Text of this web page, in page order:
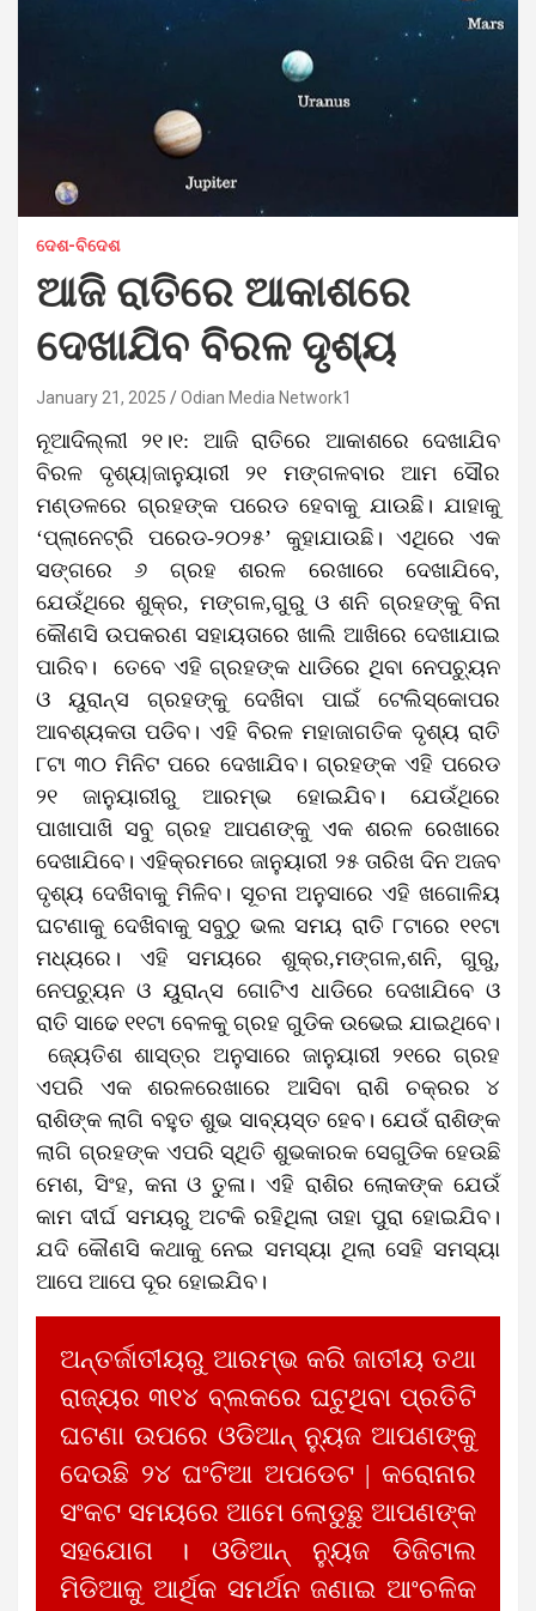
ଦେଶ-ବିଦେଶ
ଆଜି ରାତିରେ ଆକାଶରେ
ଦେଖାଯିବ ବିରଳ ଦୃଶ୍ୟ
January 21, 2025 Odian Media Network1
ନୂଆଦିଲ୍ଲୀ ୨୧।୧: ଆଜି ରାତିରେ ଆକାଶରେ ଦେଖାଯିବ
ବିରଳ ଦୃଶ୍ୟ|ଜାନୁୟାରୀ ୨୧ ମଙ୍ଗଳବାର ଆମ ସୌର
ମଣ୍ଡଳରେ ଗ୍ରହଙ୍କ ପରେଡ ହେବାକୁ ଯାଉଛି। ଯାହାକୁ
‘ପ୍ଲାନେଟ୍ରି ପରେଡ-୨୦୨୫’ କୁହାଯାଉଛି। ଏଥିରେ ଏକ
ସଙ୍ଗରେ ୬ ଗ୍ରହ ଶରଳ ରେଖାରେ ଦେଖାଯିବେ,
ଯେଉଁଥିରେ ଶୁକ୍ର, ମଙ୍ଗଳ,ଗୁରୁ ଓ ଶନି ଗ୍ରହଙ୍କୁ ବିନା
କୌଣସି ଉପକରଣ ସହାୟତାରେ ଖାଲି ଆଖିରେ ଦେଖାଯାଇ
ପାରିବ। ତେବେ ଏହି ଗ୍ରହଙ୍କ ଧାଡିରେ ଥିବା ନେପଚ୍ୟୁନ
ଓ ୟୁରାନ୍ସ ଗ୍ରହଙ୍କୁ ଦେଖିବା ପାଇଁ ଟେଲିସ୍କୋପର
ଆବଶ୍ୟକତା ପଡିବ। ଏହି ବିରଳ ମହାଜାଗତିକ ଦୃଶ୍ୟ ରାତି
୮ଟା ୩୦ ମିନିଟ ପରେ ଦେଖାଯିବ। ଗ୍ରହଙ୍କ ଏହି ପରେଡ
୨୧ ଜାନୁୟାରୀରୁ ଆରମ୍ଭ ହୋଇଯିବ। ଯେଉଁଥିରେ
ପାଖାପାଖି ସବୁ ଗ୍ରହ ଆପଣଙ୍କୁ ଏକ ଶରଳ ରେଖାରେ
ଦେଖାଯିବେ। ଏହିକ୍ରମରେ ଜାନୁୟାରୀ ୨୫ ତାରିଖ ଦିନ ଅଜବ
ଦୃଶ୍ୟ ଦେଖିବାକୁ ମିଳିବ। ସୂଚନା ଅନୁସାରେ ଏହି ଖଗୋଳିୟ
ଘଟଣାକୁ ଦେଖିବାକୁ ସବୁଠୁ ଭଲ ସମୟ ରାତି ୮ଟାରେ ୧୧ଟା
ମଧ୍ୟରେ। ଏହି ସମୟରେ ଶୁକ୍ର,ମଙ୍ଗଳ,ଶନି, ଗୁରୁ,
ନେପଚ୍ୟୁନ ଓ ୟୁରାନ୍ସ ଗୋଟିଏ ଧାଡିରେ ଦେଖାଯିବେ ଓ
ରାତି ସାଢେ ୧୧ଟା ବେଳକୁ ଗ୍ରହ ଗୁଡିକ ଉଭେଇ ଯାଇଥିବେ।
ଜ୍ୟେତିଶ ଶାସ୍ତ୍ର ଅନୁସାରେ ଜାନୁୟାରୀ ୨୧ରେ ଗ୍ରହ
ଏପରି ଏକ ଶରଳରେଖାରେ ଆସିବା ରାଶି ଚକ୍ରର ୪
ରାଶିଙ୍କ ଲାଗି ବହୁତ ଶୁଭ ସାବ୍ୟସ୍ତ ହେବ। ଯେଉଁ ରାଶିଙ୍କ
ଲାଗି ଗ୍ରହଙ୍କ ଏପରି ସ୍ଥିତି ଶୁଭକାରକ ସେଗୁଡିକ ହେଉଛି
ମେଶ, ସିଂହ, କନା ଓ ତୁଳା। ଏହି ରାଶିର ଲୋକଙ୍କ ଯେଉଁ
କାମ ଦୀର୍ଘ ସମୟରୁ ଅଟକି ରହିଥିଲା ତାହା ପୁରା ହୋଇଯିବ।
ଯଦି କୌଣସି କଥାକୁ ନେଇ ସମସ୍ୟା ଥିଲା ସେହି ସମସ୍ୟା
ଆପେ ଆପେ ଦୂର ହୋଇଯିବ।
ଅନ୍ତର୍ଜାତୀୟରୁ ଆରମ୍ଭ କରି ଜାତୀୟ ତଥା
ରାଜ୍ୟର ୩୧୪ ବ୍ଲକରେ ଘଟୁଥିବା ପ୍ରତିଟି
ଘଟଣା ଉପରେ ଓଡିଆନ୍ ନ୍ୟୁଜ ଆପଣଙ୍କୁ
ଦେଉଛି ୨୪ ଘଂଟିଆ ଅପଡେଟ | କରୋନାର
ସଂକଟ ସମୟରେ ଆମେ ଲୋଡୁଛୁ ଆପଣଙ୍କ
ସହଯୋଗ । ଓଡିଆନ୍ ନ୍ୟୁଜ ଡିଜିଟାଲ
ମିଡିଆକୁ ଆର୍ଥିକ ସମର୍ଥନ ଜଣାଇ ଆଂଚଳିକ